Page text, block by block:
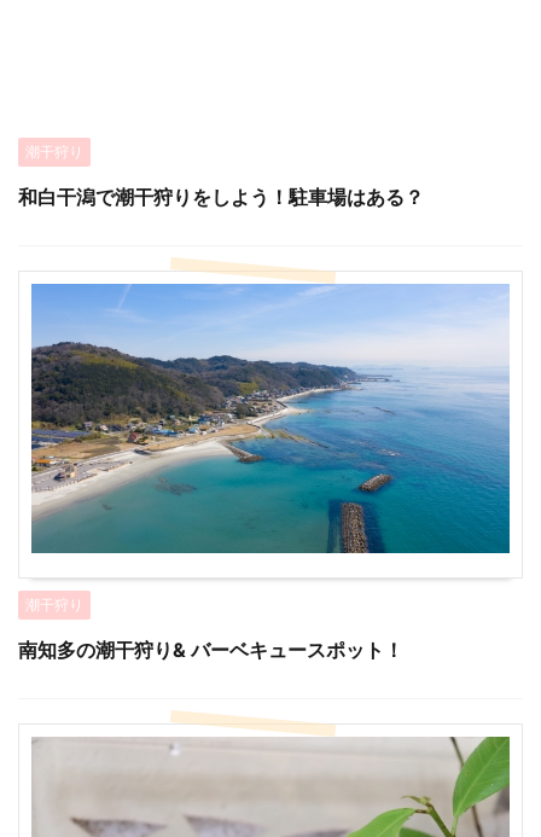
潮干狩り
和白干潟で潮干狩りをしよう！駐車場はある？
潮干狩り
南知多の潮干狩り& バーベキュースポット！